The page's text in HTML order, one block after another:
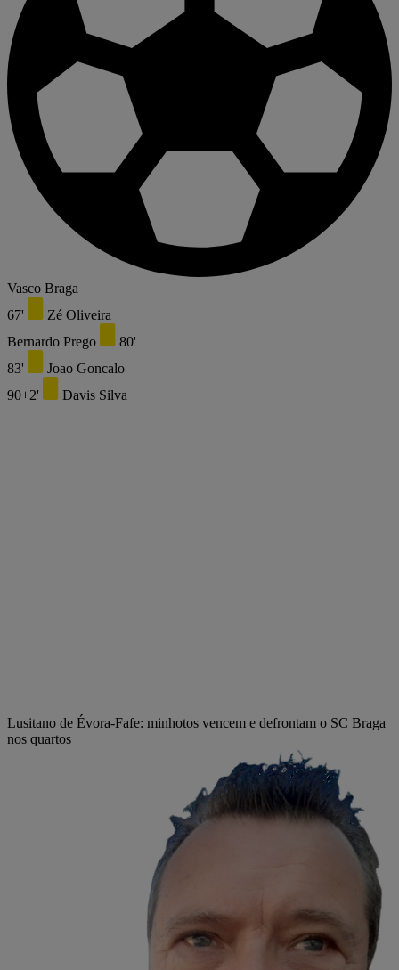
Vasco Braga
67'
Zé Oliveira
Bernardo Prego
80'
83'
Joao Goncalo
90+2'
Davis Silva
Lusitano de Évora-Fafe: minhotos vencem e defrontam o SC Braga
nos quartos